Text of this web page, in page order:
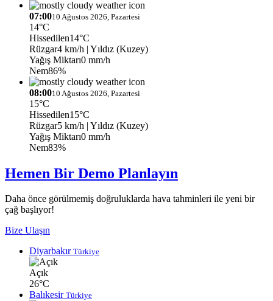
07:0010 Ağustos 2026, Pazartesi
14°C
Hissedilen14°C
Rüzgar4 km/h | Yıldız (Kuzey)
Yağış Miktarı0 mm/h
Nem86%
08:0010 Ağustos 2026, Pazartesi
15°C
Hissedilen15°C
Rüzgar5 km/h | Yıldız (Kuzey)
Yağış Miktarı0 mm/h
Nem83%
Hemen Bir Demo Planlayın
Daha önce görülmemiş doğruluklarda hava tahminleri ile yeni bir
çağ başlıyor!
Bize Ulaşın
Diyarbakır Türkiye
Açık
26°C
Balıkesir Türkiye